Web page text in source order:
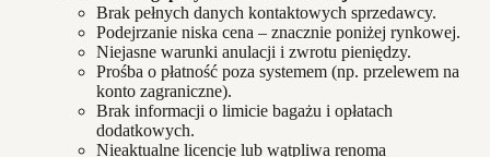
Brak pełnych danych kontaktowych sprzedawcy.
Podejrzanie niska cena – znacznie poniżej rynkowej.
Niejasne warunki anulacji i zwrotu pieniędzy.
Prośba o płatność poza systemem (np. przelewem na
konto zagraniczne).
Brak informacji o limicie bagażu i opłatach
dodatkowych.
Nieaktualne licencje lub wątpliwa renoma